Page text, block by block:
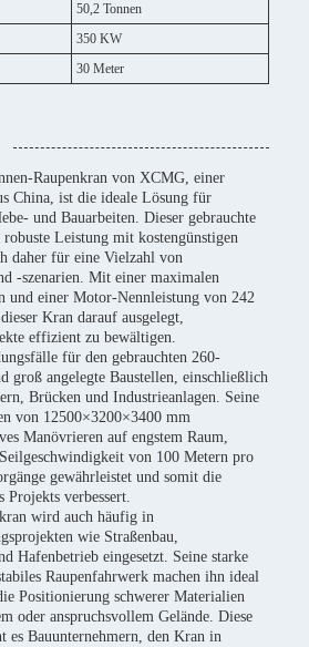
50,2 Tonnen
350 KW
30 Meter
Raupenkran von XCMG, einer
China, ist die ideale Lösung für
und Bauarbeiten. Dieser gebrauchte
Leistung mit kostengünstigen
daher für eine Vielzahl von
-szenarien. Mit einer maximalen
und einer Motor-Nennleistung von 242
Kran darauf ausgelegt,
effizient zu bewältigen.
für den gebrauchten 260-
groß angelegte Baustellen, einschließlich
Brücken und Industrieanlagen. Seine
von 12500×3200×3400 mm
Manövrieren auf engstem Raum,
von 100 Metern pro
gewährleistet und somit die
Projekts verbessert.
wird auch häufig in
wie Straßenbau,
Hafenbetrieb eingesetzt. Seine starke
Raupenfahrwerk machen ihn ideal
Positionierung schwerer Materialien
oder anspruchsvollem Gelände. Diese
es Bauunternehmern, den Kran in